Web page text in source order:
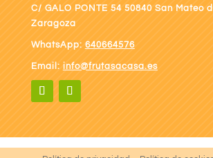
C/ GALO PONTE 54 50840 San Mateo
Zaragoza
WhatsApp: 640664576
Email: info@frutasacasa.es